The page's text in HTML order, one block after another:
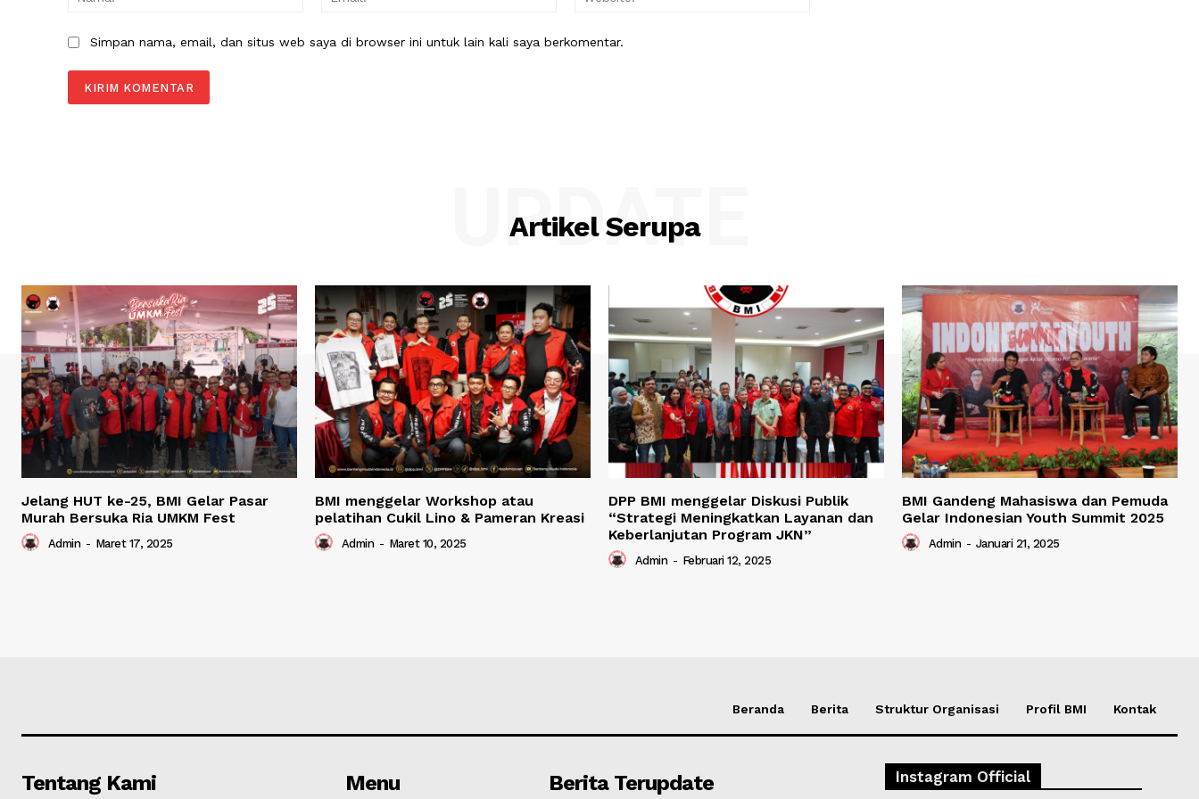
Simpan nama, email, dan situs web saya di browser ini untuk lain kali saya berkomentar.
Artikel Serupa
UPDATE
Jelang HUT ke-25, BMI Gelar Pasar
Murah Bersuka Ria UMKM Fest
Admin - Maret 17, 2025
BMI menggelar Workshop atau
pelatihan Cukil Lino & Pameran Kreasi
Admin - Maret 10, 2025
DPP BMI menggelar Diskusi Publik
“Strategi Meningkatkan Layanan dan
Keberlanjutan Program JKN”
Admin - Februari 12, 2025
BMI Gandeng Mahasiswa dan Pemuda
Gelar Indonesian Youth Summit 2025
Admin - Januari 21, 2025
Beranda Berita Struktur Organisasi Profil BMI Kontak
Tentang Kami Menu Berita Terupdate Instagram Official